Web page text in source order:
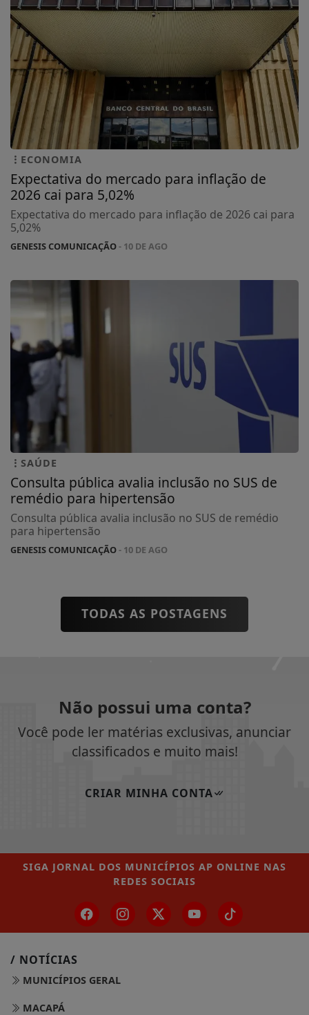
ECONOMIA
Expectativa do mercado para inflação de
2026 cai para 5,02%
Expectativa do mercado para inflação de 2026 cai para
5,02%
GENESIS COMUNICAÇÃO- 10 DE AGO
SAÚDE
Consulta pública avalia inclusão no SUS de
remédio para hipertensão
Consulta pública avalia inclusão no SUS de remédio
para hipertensão
GENESIS COMUNICAÇÃO- 10 DE AGO
TODAS AS POSTAGENS
Não possui uma conta?
Você pode ler matérias exclusivas, anunciar
classificados e muito mais!
CRIAR MINHA CONTA
SIGA JORNAL DOS MUNICÍPIOS AP ONLINE NAS
REDES SOCIAIS
/ NOTÍCIAS
MUNICÍPIOS GERAL
MACAPÁ